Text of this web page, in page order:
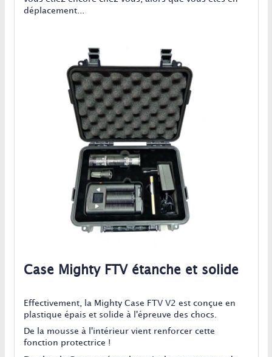
déplacement...
Case Mighty FTV étanche et solide
Effectivement, la Mighty Case FTV V2 est conçue en
plastique épais et solide à l'épreuve des chocs.
De la mousse à l'intérieur vient renforcer cette
fonction protectrice !